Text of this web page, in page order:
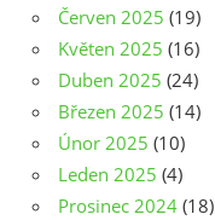
Červen 2025 (19)
Květen 2025 (16)
Duben 2025 (24)
Březen 2025 (14)
Únor 2025 (10)
Leden 2025 (4)
Prosinec 2024 (18)